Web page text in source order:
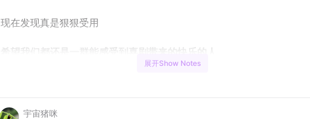
现在发现真是狠狠受用
希望我们都还是一群能感受到喜剧带来的快乐的人
展开Show Notes
宇宙猪咪